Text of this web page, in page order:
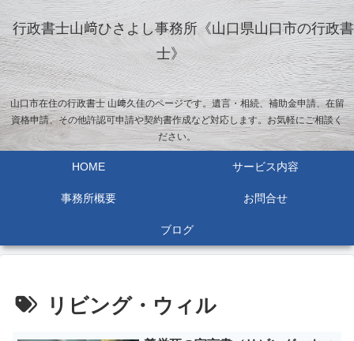
行政書士山﨑ひさよし事務所《山口県山口市の行政書
士》
山口市在住の行政書士 山﨑久佳のページです。遺言・相続、補助金申請、在留
資格申請、その他許認可申請や契約書作成など対応します。お気軽にご相談く
ださい。
HOME サービス内容
事務所概要 お問合せ
ブログ
リビング・ウィル